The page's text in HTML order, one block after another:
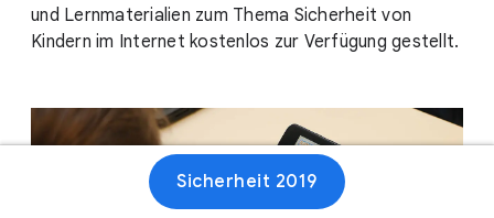
und Lernmaterialien zum Thema Sicherheit von
Kindern im Internet kostenlos zur Verfügung gestellt.
Sicherheit 2019